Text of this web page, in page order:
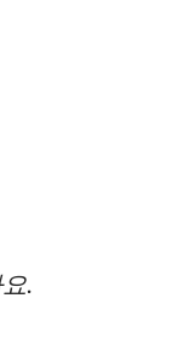
.